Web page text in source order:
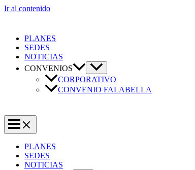
Ir al contenido
PLANES
SEDES
NOTICIAS
CONVENIOS
CORPORATIVO
CONVENIO FALABELLA
PLANES
SEDES
NOTICIAS